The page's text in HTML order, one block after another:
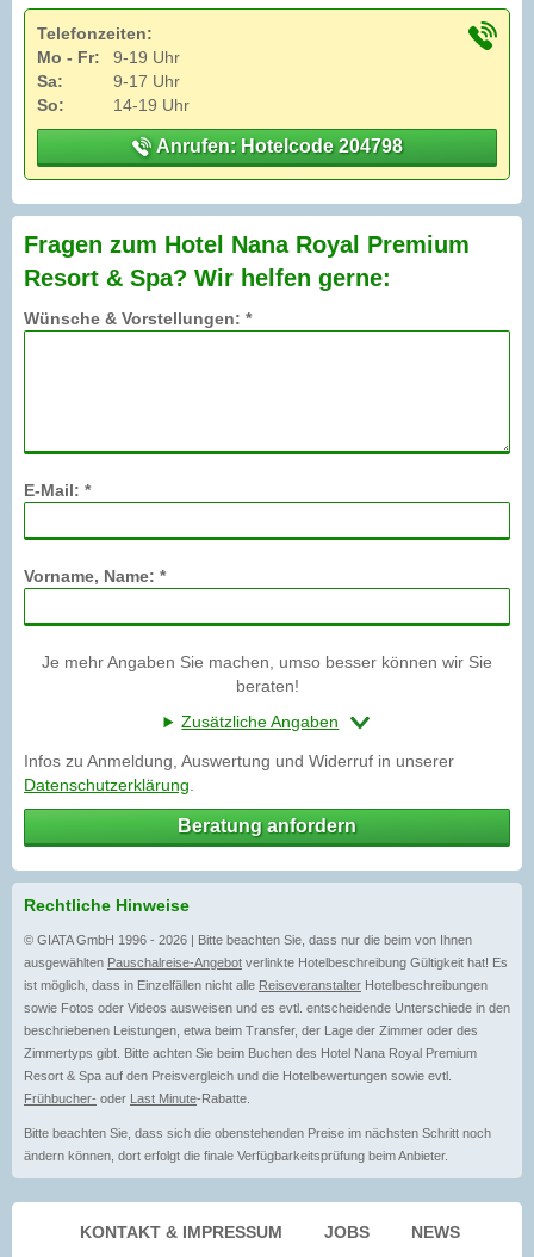
Telefonzeiten:
Mo - Fr:
9-19 Uhr
Sa:
9-17 Uhr
So:
14-19 Uhr
Anrufen: Hotelcode 204798
Fragen zum Hotel Nana Royal Premium
Resort & Spa? Wir helfen gerne:
Wünsche & Vorstellungen: *
E-Mail: *
Vorname, Name: *
Je mehr Angaben Sie machen, umso besser können wir Sie
beraten!
Zusätzliche Angaben
Infos zu Anmeldung, Auswertung und Widerruf in unserer
Datenschutzerklärung
Beratung anfordern
Rechtliche Hinweise
© GIATA GmbH 1996 - 2026 | Bitte beachten Sie, dass nur die beim von Ihnen
ausgewählten Pauschalreise-Angebot verlinkte Hotelbeschreibung Gültigkeit hat! Es
ist möglich, dass in Einzelfällen nicht alle Reiseveranstalter Hotelbeschreibungen
sowie Fotos oder Videos ausweisen und es evtl. entscheidende Unterschiede in den
beschriebenen Leistungen, etwa beim Transfer, der Lage der Zimmer oder des
Zimmertyps gibt. Bitte achten Sie beim Buchen des Hotel Nana Royal Premium
Resort & Spa auf den Preisvergleich und die Hotelbewertungen sowie evtl.
Frühbucher- oder Last Minute-Rabatte.
Bitte beachten Sie, dass sich die obenstehenden Preise im nächsten Schritt noch
ändern können, dort erfolgt die finale Verfügbarkeitsprüfung beim Anbieter.
KONTAKT & IMPRESSUM JOBS NEWS